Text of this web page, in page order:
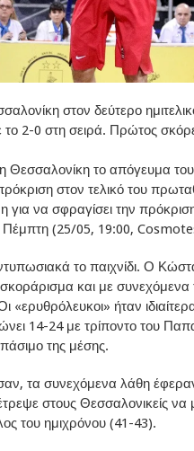
στον δεύτερο
το 2-0 στη σειρά. Πρώτος
Θεσσαλονίκη το απόγευμα
στον τελικό του
για να σφραγίσει την
Πέμπτη (25/05, 19:00,
το παιχνίδι. Ο
και με συνεχόμενα
ήταν
14-24 με τρίποντο του
της μέσης.
τα συνεχόμενα λάθη
στους Θεσσαλονικείς να
του ημιχρόνου (41-43).